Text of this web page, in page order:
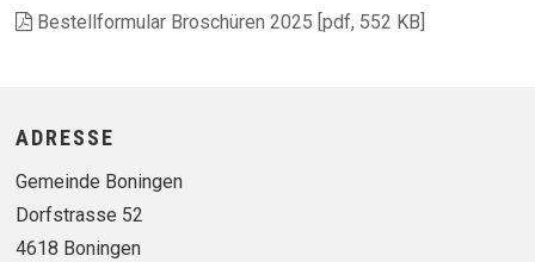
Bestellformular Broschüren 2025 [pdf, 552 KB]
Footer
ADRESSE
Gemeinde Boningen
Dorfstrasse 52
4618 Boningen